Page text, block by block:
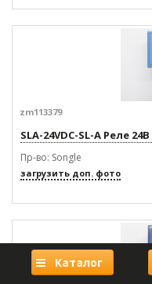
Каталог
zm113379
SLA-24VDC-SL-A Реле
Пр-во: Songle
загрузить доп. фото